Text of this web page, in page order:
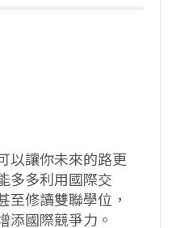
以讓你未來的路更
多多利用國際交
至修讀雙聯學位，
添國際競爭力。